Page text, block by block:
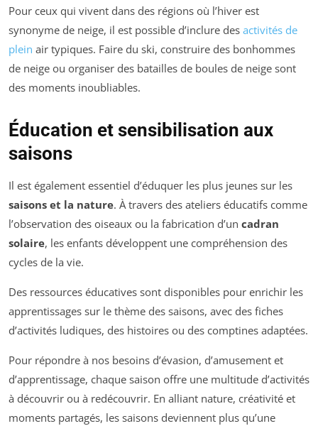
Pour ceux qui vivent dans des régions où l’hiver est
synonyme de neige, il est possible d’inclure des activités de
plein air typiques. Faire du ski, construire des bonhommes
de neige ou organiser des batailles de boules de neige sont
des moments inoubliables.
Éducation et sensibilisation aux
saisons
Il est également essentiel d’éduquer les plus jeunes sur les
saisons et la nature. À travers des ateliers éducatifs comme
l’observation des oiseaux ou la fabrication d’un cadran
solaire, les enfants développent une compréhension des
cycles de la vie.
Des ressources éducatives sont disponibles pour enrichir les
apprentissages sur le thème des saisons, avec des fiches
d’activités ludiques, des histoires ou des comptines adaptées.
Pour répondre à nos besoins d’évasion, d’amusement et
d’apprentissage, chaque saison offre une multitude d’activités
à découvrir ou à redécouvrir. En alliant nature, créativité et
moments partagés, les saisons deviennent plus qu’une